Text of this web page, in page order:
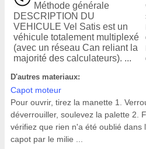
Méthode générale
DESCRIPTION DU
VEHICULE Vel Satis est un
véhicule totalement multiplexé
(avec un réseau Can reliant la
majorité des calculateurs). ...
D'autres materiaux:
Capot moteur
Pour ouvrir, tirez la manette 1.
déverrouiller, soulevez la palette 2.
vérifiez que rien n'a été oublié
capot par le milie ...